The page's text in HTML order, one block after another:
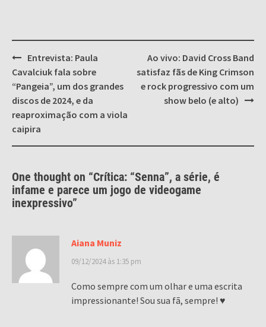
Post
navigation
Entrevista: Paula
Cavalciuk fala sobre
“Pangeia”, um dos grandes
discos de 2024, e da
reaproximação com a viola
caipira
Ao vivo: David Cross Band
satisfaz fãs de King Crimson
e rock progressivo com um
show belo (e alto)
One thought on “Crítica: “Senna”, a série, é
infame e parece um jogo de videogame
inexpressivo”
Aiana Muniz
09/12/2024 às 1:35 pm
Como sempre com um olhar e uma escrita
impressionante! Sou sua fã, sempre! ♥️